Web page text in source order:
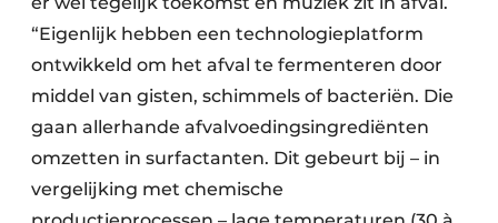
“Eigenlijk hebben een technologieplatform
ontwikkeld om het afval te fermenteren door
middel van gisten, schimmels of bacteriën. Die
gaan allerhande afvalvoedingsingrediënten
omzetten in surfactanten. Dit gebeurt bij – in
vergelijking met chemische